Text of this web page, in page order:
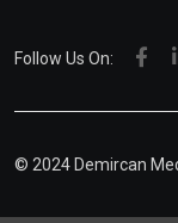
Follow Us On:
© 2024 Demircan